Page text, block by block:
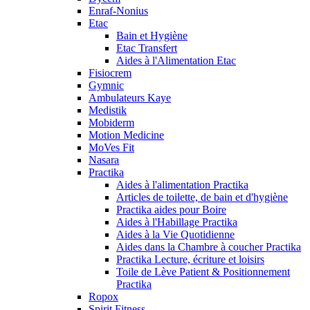
Enraf-Nonius
Etac
Bain et Hygiène
Etac Transfert
Aides à l'Alimentation Etac
Fisiocrem
Gymnic
Ambulateurs Kaye
Medistik
Mobiderm
Motion Medicine
MoVes Fit
Nasara
Practika
Aides à l'alimentation Practika
Articles de toilette, de bain et d'hygiène
Practika aides pour Boire
Aides à l'Habillage Practika
Aides à la Vie Quotidienne
Aides dans la Chambre à coucher Practika
Practika Lecture, écriture et loisirs
Toile de Lève Patient & Positionnement
Practika
Ropox